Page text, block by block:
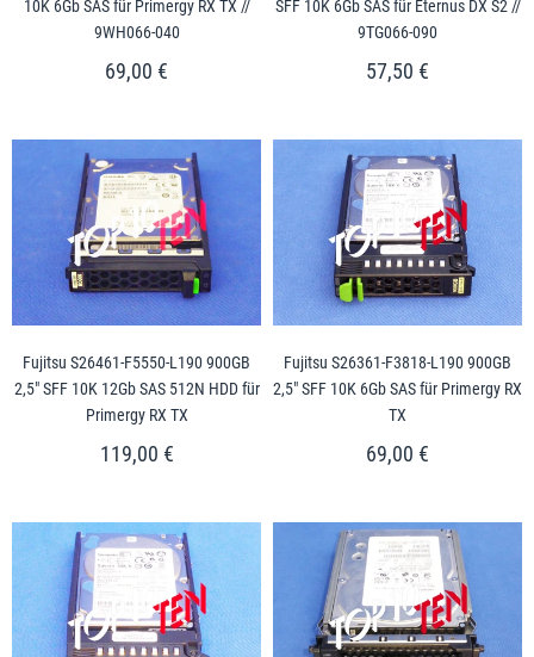
10K 6Gb SAS für Primergy RX TX //
9WH066-040
69,00 €
SFF 10K 6Gb SAS für Eternus DX S2 //
9TG066-090
57,50 €
Fujitsu S26461-F5550-L190 900GB
2,5" SFF 10K 12Gb SAS 512N HDD für
Primergy RX TX
119,00 €
Fujitsu S26361-F3818-L190 900GB
2,5" SFF 10K 6Gb SAS für Primergy RX
TX
69,00 €